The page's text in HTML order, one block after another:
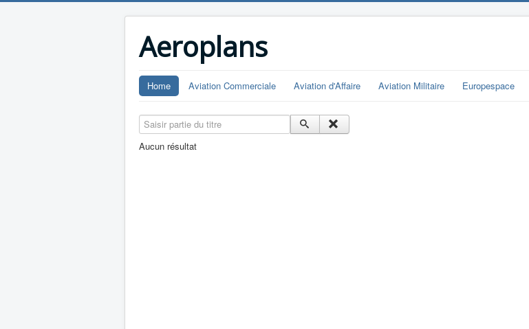
Aeroplans
Home Aviation Commerciale Aviation d'Affaire Aviation Militaire Europespace
Saisir partie du titre
Aucun résultat